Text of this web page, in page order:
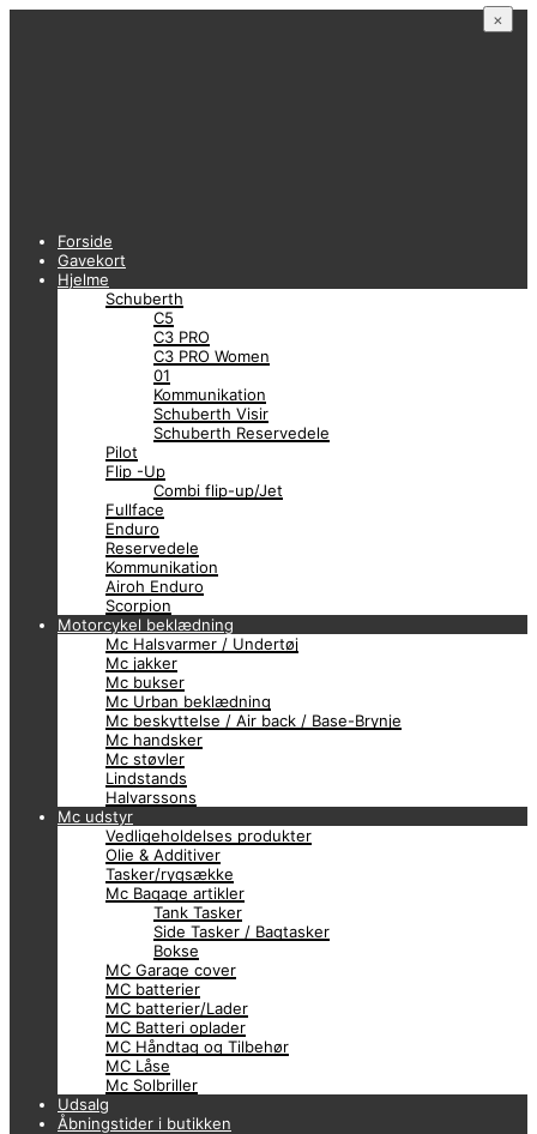
Forside
Gavekort
Hjelme
Schuberth
C5
C3 PRO
C3 PRO Women
01
Kommunikation
Schuberth Visir
Schuberth Reservedele
Pilot
Flip -Up
Combi flip-up/Jet
Fullface
Enduro
Reservedele
Kommunikation
Airoh Enduro
Scorpion
Motorcykel beklædning
Mc Halsvarmer / Undertøj
Mc jakker
Mc bukser
Mc Urban beklædning
Mc beskyttelse / Air back / Base-Brynje
Mc handsker
Mc støvler
Lindstands
Halvarssons
Mc udstyr
Vedligeholdelses produkter
Olie & Additiver
Tasker/rygsække
Mc Bagage artikler
Tank Tasker
Side Tasker / Bagtasker
Bokse
MC Garage cover
MC batterier
MC batterier/Lader
MC Batteri oplader
MC Håndtag og Tilbehør
MC Låse
Mc Solbriller
Udsalg
Åbningstider i butikken
×